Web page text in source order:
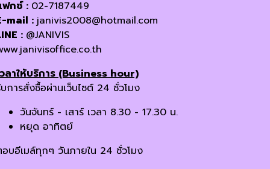
กซ์ : 02-7187449
mail : janivis2008@hotmail.com
: @JANIVIS
ลาให้บริการ (Business hour)
การสั่งซื้อผ่านเว็บไซต์ 24 ชั่วโมง
วันจันทร์ - เสาร์ เวลา 8.30 - 17.30 น.
หยุด อาทิตย์
บอีเมล์ทุกๆ วันภายใน 24 ชั่วโมง